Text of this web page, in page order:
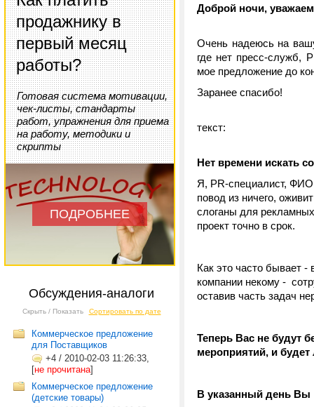
продажнику в
первый месяц
работы?
Готовая система мотивации,
чек-листы, стандарты
работ, упражнения для приема
на работу, методики и
скрипты
ПОДРОБНЕЕ
Обсуждения-аналоги
Скрыть / Показать Сортировать по дате
Коммерческое предложение
для Поставщиков
+4 / 2010-02-03 11:26:33,
[не прочитана]
Коммерческое предложение
(детские товары)
Доброй ночи,
Очень надеюсь на
где нет пресс-служб,
мое предложение до
Заранее спасибо!
текст:
Нет времени искать
Я, PR-специалист,
повод из ничего,
слоганы для
проект точно в срок.
Как это часто бывает
компании некому -
оставив часть задач
Теперь Вас не будут
мероприятий, и
В указанный день Вы